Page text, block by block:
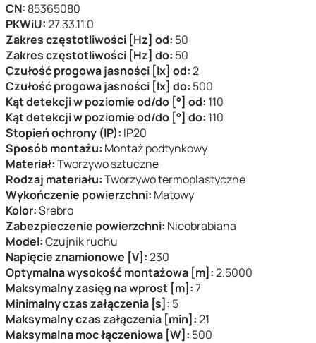
CN: 85365080
PKWiU:27.33.11.0
Zakres częstotliwości [Hz] od: 50
Zakres częstotliwości [Hz] do: 50
Czułość progowa jasności [lx] od:2
Czułość progowa jasności [lx] do: 500
Kąt detekcji w poziomie od/do [°] od: 110
Kąt detekcji w poziomie od/do [°] do: 110
Stopień ochrony (IP): IP20
Sposób montażu: Montaż podtynkowy
Materiał:Tworzywo sztuczne
Rodzaj materiału:Tworzywo termoplastyczne
Wykończenie powierzchni: Matowy
Kolor:Srebro
Zabezpieczenie powierzchni: Nieobrabiana
Model:Czujnik ruchu
Napięcie znamionowe [V]:230
Optymalna wysokość montażowa [m]:2.5000
Maksymalny zasięg na wprost [m]:7
Minimalny czas załączenia [s]: 5
Maksymalny czas załączenia [min]:21
Maksymalna moc łączeniowa [W]: 500